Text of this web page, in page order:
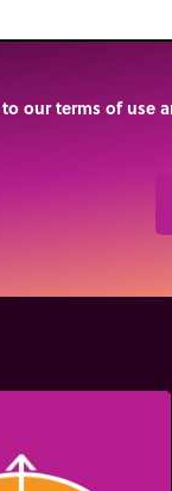
our terms of use